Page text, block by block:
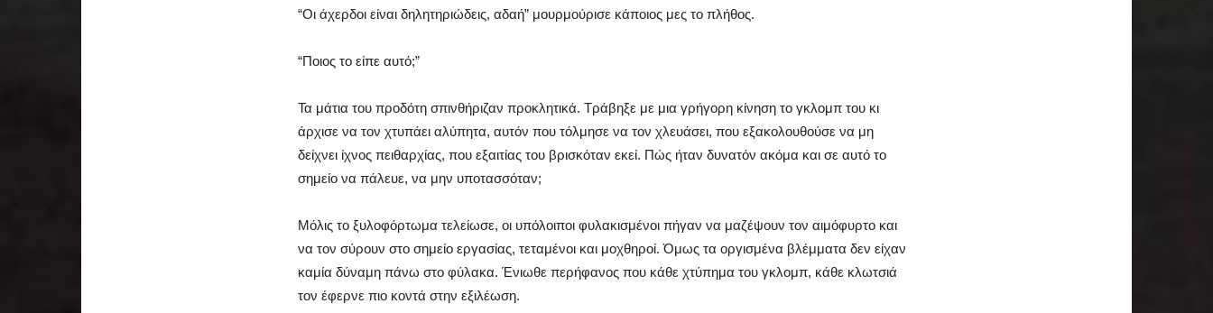
“Οι άχερδοι είναι δηλητηριώδεις, αδαή” μουρμούρισε κάποιος μες το πλήθος.
“Ποιος το είπε αυτό;”
Τα μάτια του προδότη σπινθήριζαν προκλητικά. Τράβηξε με μια γρήγορη κίνηση το γκλομπ του κι
άρχισε να τον χτυπάει αλύπητα, αυτόν που τόλμησε να τον χλευάσει, που εξακολουθούσε να μη
δείχνει ίχνος πειθαρχίας, που εξαιτίας του βρισκόταν εκεί. Πώς ήταν δυνατόν ακόμα και σε αυτό το
σημείο να πάλευε, να μην υποτασσόταν;
Μόλις το ξυλοφόρτωμα τελείωσε, οι υπόλοιποι φυλακισμένοι πήγαν να μαζέψουν τον αιμόφυρτο και
να τον σύρουν στο σημείο εργασίας, τεταμένοι και μοχθηροί. Όμως τα οργισμένα βλέμματα δεν είχαν
καμία δύναμη πάνω στο φύλακα. Ένιωθε περήφανος που κάθε χτύπημα του γκλομπ, κάθε κλωτσιά
τον έφερνε πιο κοντά στην εξιλέωση.